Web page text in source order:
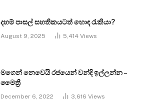
දහම් පාසල් සහතිකයටත් හොඳ රැකියා?
August 9, 2025 5,414 Views
මගෙන් නෙවෙයි රජයෙන් වන්දි ඉල්ලන්න –
මෛත්‍රී
December 6, 2022 3,616 Views